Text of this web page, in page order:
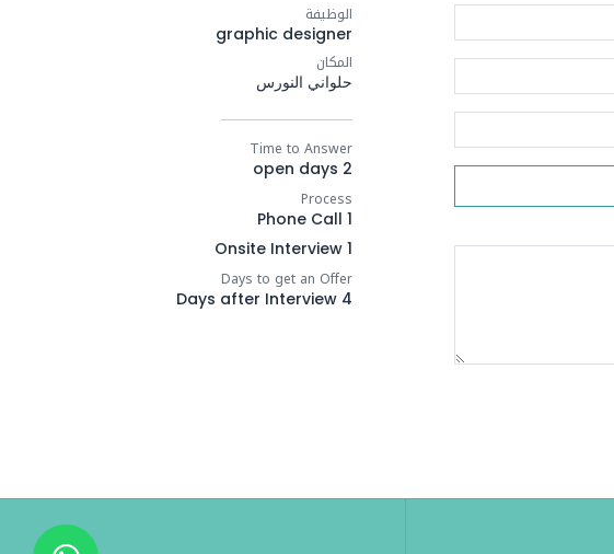
الوظيفة
graphic designer
المكان
حلواني النورس
Time to Answer
2 open days
Process
1 Phone Call
1 Onsite Interview
Days to get an Offer
4 Days after Interview